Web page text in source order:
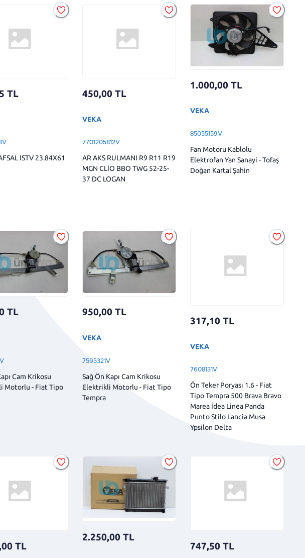
TL
ISTV 23.84X61
450,00 TL
VEKA
7701205812V
AR AKS RULMANI R9 R11 R19
MGN CLİO BBO TWG 52-25-
37 DC LOGAN
1.000,00 TL
VEKA
85055159V
Fan Motoru Kablolu
Elektrofan Yan Sanayi - Tofaş
Doğan Kartal Şahin
TL
Cam Krikosu
Motorlu - Fiat Tipo
950,00 TL
VEKA
7595321V
Sağ Ön Kapı Cam Krikosu
Elektrikli Motorlu - Fiat Tipo
Tempra
317,10 TL
VEKA
7608131V
Ön Teker Poryası 1.6 - Fiat
Tipo Tempra 500 Brava Bravo
Marea İdea Linea Panda
Punto Stilo Lancia Musa
Ypsilon Delta
TL
2.250,00 TL
747,50 TL